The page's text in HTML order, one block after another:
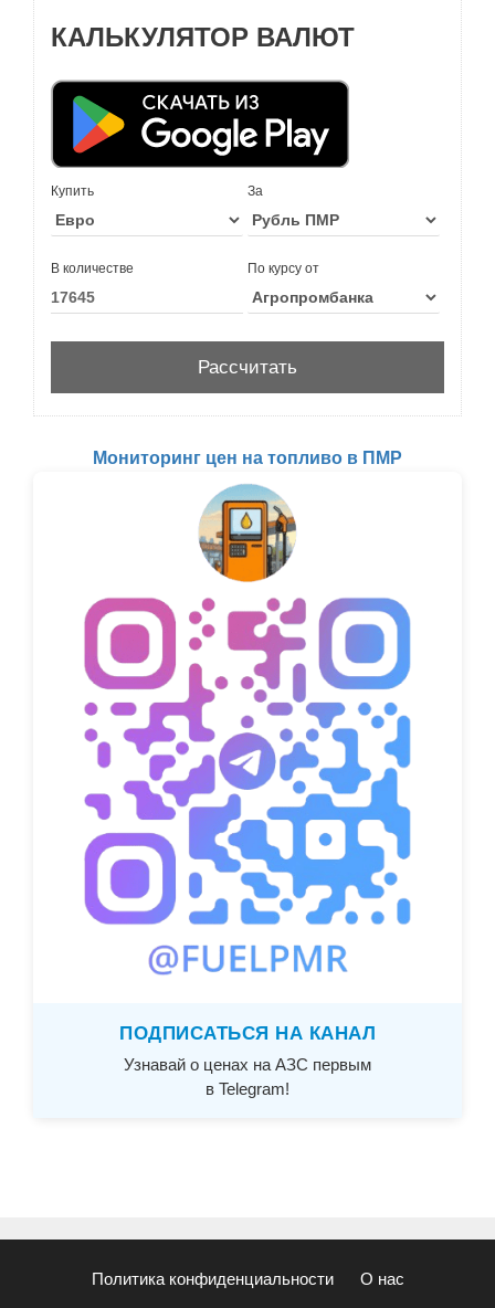
КАЛЬКУЛЯТОР ВАЛЮТ
Купить За
В количестве По курсу от
Мониторинг цен на топливо в ПМР
ПОДПИСАТЬСЯ НА КАНАЛ
Узнавай о ценах на АЗС первым
в Telegram!
Политика конфиденциальности О нас